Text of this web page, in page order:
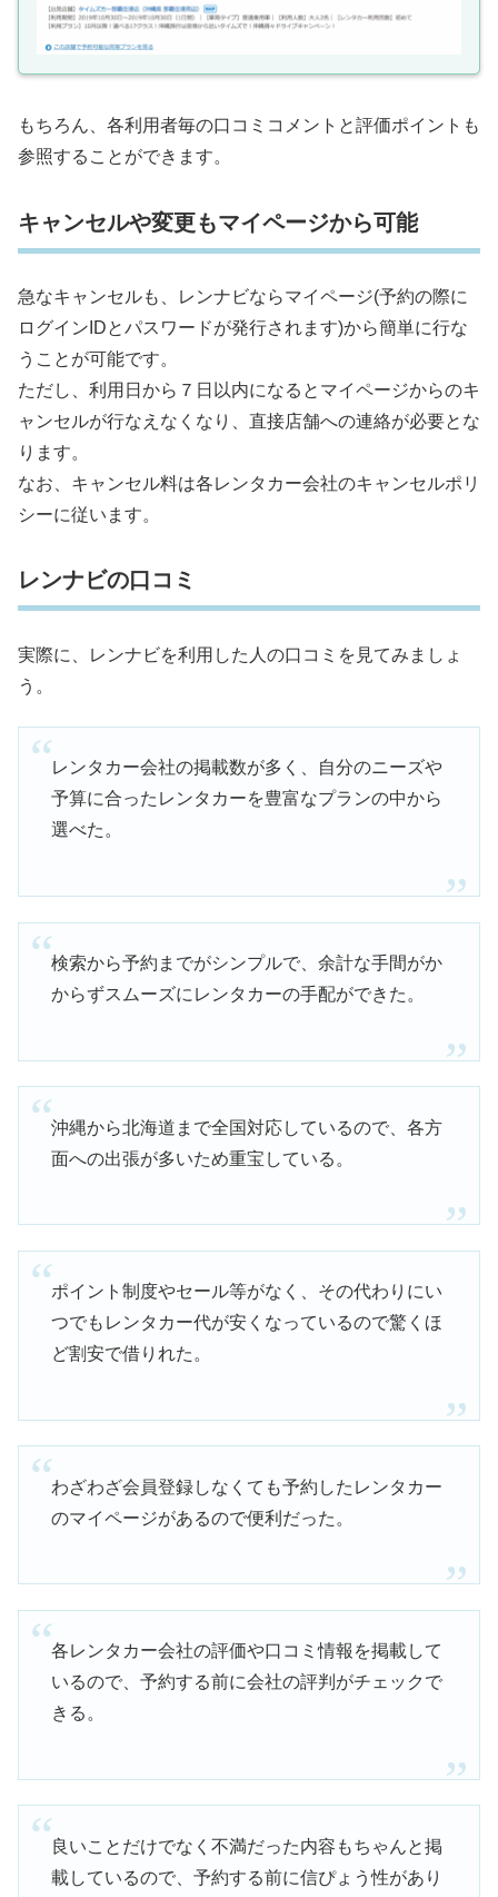
もちろん、各利用者毎の口コミコメントと評価ポイントも
参照することができます。
キャンセルや変更もマイページから可能
急なキャンセルも、レンナビならマイページ(予約の際に
ログインIDとパスワードが発行されます)から簡単に行な
うことが可能です。
ただし、利用日から７日以内になるとマイページからのキ
ャンセルが行なえなくなり、直接店舗への連絡が必要とな
ります。
なお、キャンセル料は各レンタカー会社のキャンセルポリ
シーに従います。
レンナビの口コミ
実際に、レンナビを利用した人の口コミを見てみましょ
う。
レンタカー会社の掲載数が多く、自分のニーズや
予算に合ったレンタカーを豊富なプランの中から
選べた。
検索から予約までがシンプルで、余計な手間がか
からずスムーズにレンタカーの手配ができた。
沖縄から北海道まで全国対応しているので、各方
面への出張が多いため重宝している。
ポイント制度やセール等がなく、その代わりにい
つでもレンタカー代が安くなっているので驚くほ
ど割安で借りれた。
わざわざ会員登録しなくても予約したレンタカー
のマイページがあるので便利だった。
各レンタカー会社の評価や口コミ情報を掲載して
いるので、予約する前に会社の評判がチェックで
きる。
良いことだけでなく不満だった内容もちゃんと掲
載しているので、予約する前に信ぴょう性があり